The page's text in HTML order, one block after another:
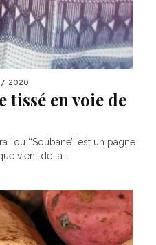
2020
tissé en voie de
ou ‘‘Soubane’’ est un pagne
vient de la...